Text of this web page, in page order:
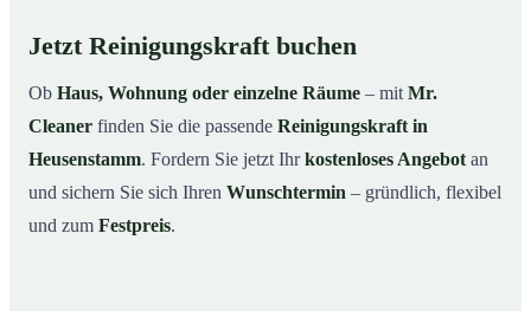
Jetzt Reinigungskraft buchen
Ob Haus, Wohnung oder einzelne Räume – mit Mr.
Cleaner finden Sie die passende Reinigungskraft in
Heusenstamm. Fordern Sie jetzt Ihrkostenloses Angebot an
und sichern Sie sich Ihren Wunschtermin – gründlich, flexibel
und zum Festpreis.